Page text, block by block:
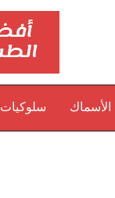
الأسماك سلوكيات